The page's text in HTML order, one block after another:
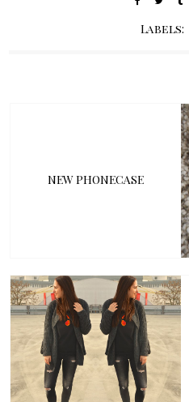
Labels:
NEW PHONECASE